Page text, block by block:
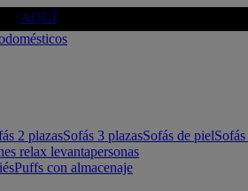
AQUÍ
2 plazasSofás 3 plazasSofás de piel
relax levantapersonas
Puffs con almacenaje